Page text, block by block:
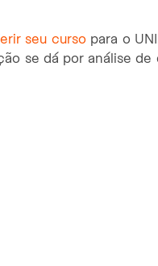
seu curso para o
se dá por análise